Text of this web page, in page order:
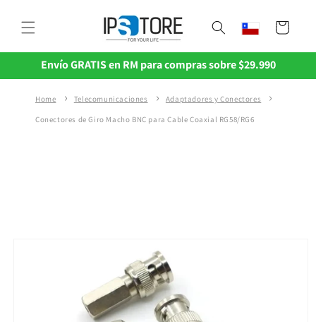
al contenido
Carrito
Envío GRATIS en RM para compras sobre $29.990
Home Telecomunicaciones Adaptadores y Conectores
Conectores de Giro Macho BNC para Cable Coaxial RG58/RG6